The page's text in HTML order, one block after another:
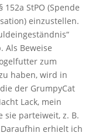
StPO (Spende
einzustellen.
Als Beweise
zum
haben, wird in
der GrumpyCat
Lack, mein
sie parteiweit, z. B.
erhielt ich